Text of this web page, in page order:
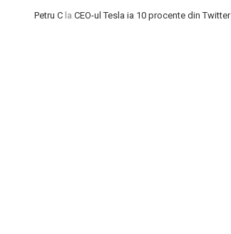
Petru C la CEO-ul Tesla ia 10 procente din Twitter